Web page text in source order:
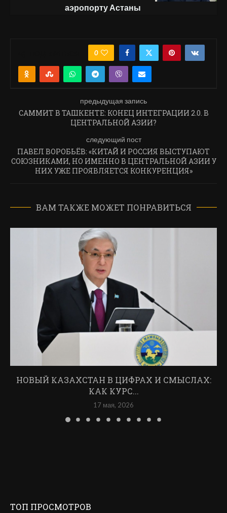
аэропорту Астаны
0
предыдущая запись
САММИТ В ТАШКЕНТЕ: КОНЕЦ ИНТЕГРАЦИИ 2.0. В
ЦЕНТРАЛЬНОЙ АЗИИ?
следующий пост
ПАВЕЛ ВОРОБЬЁВ: «КИТАЙ И РОССИЯ ВЫСТУПАЮТ
СОЮЗНИКАМИ, НО ИМЕННО В ЦЕНТРАЛЬНОЙ АЗИИ У
НИХ УЖЕ ПРОЯВЛЯЕТСЯ КОНКУРЕНЦИЯ»
ВАМ ТАКЖЕ МОЖЕТ ПОНРАВИТЬСЯ
НОВЫЙ КАЗАХСТАН В ЦИФРАХ И СМЫСЛАХ:
КАК КУРС...
17 мая, 2026
ТОП ПРОСМОТРОВ